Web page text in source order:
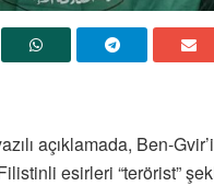
açıklamada, Ben-
esirleri “terörist”